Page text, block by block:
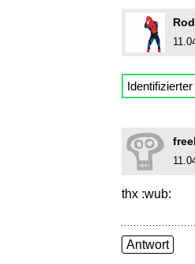
Identifizierter
thx :wub:
Antwort